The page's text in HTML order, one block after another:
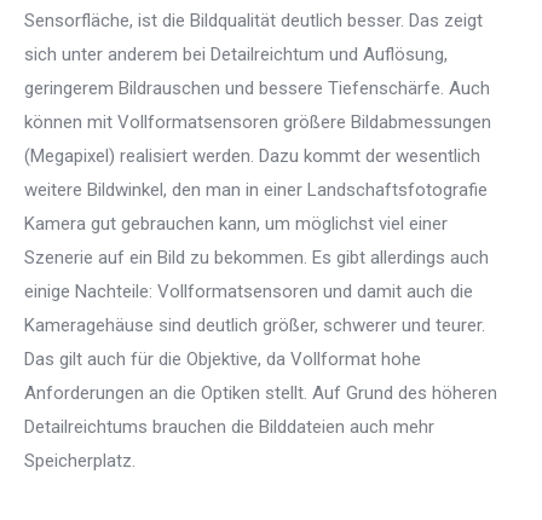
Sensorfläche, ist die Bildqualität deutlich besser. Das zeigt
sich unter anderem bei Detailreichtum und Auflösung,
geringerem Bildrauschen und bessere Tiefenschärfe. Auch
können mit Vollformatsensoren größere Bildabmessungen
(Megapixel) realisiert werden. Dazu kommt der wesentlich
weitere Bildwinkel, den man in einer Landschaftsfotografie
Kamera gut gebrauchen kann, um möglichst viel einer
Szenerie auf ein Bild zu bekommen. Es gibt allerdings auch
einige Nachteile: Vollformatsensoren und damit auch die
Kameragehäuse sind deutlich größer, schwerer und teurer.
Das gilt auch für die Objektive, da Vollformat hohe
Anforderungen an die Optiken stellt. Auf Grund des höheren
Detailreichtums brauchen die Bilddateien auch mehr
Speicherplatz.